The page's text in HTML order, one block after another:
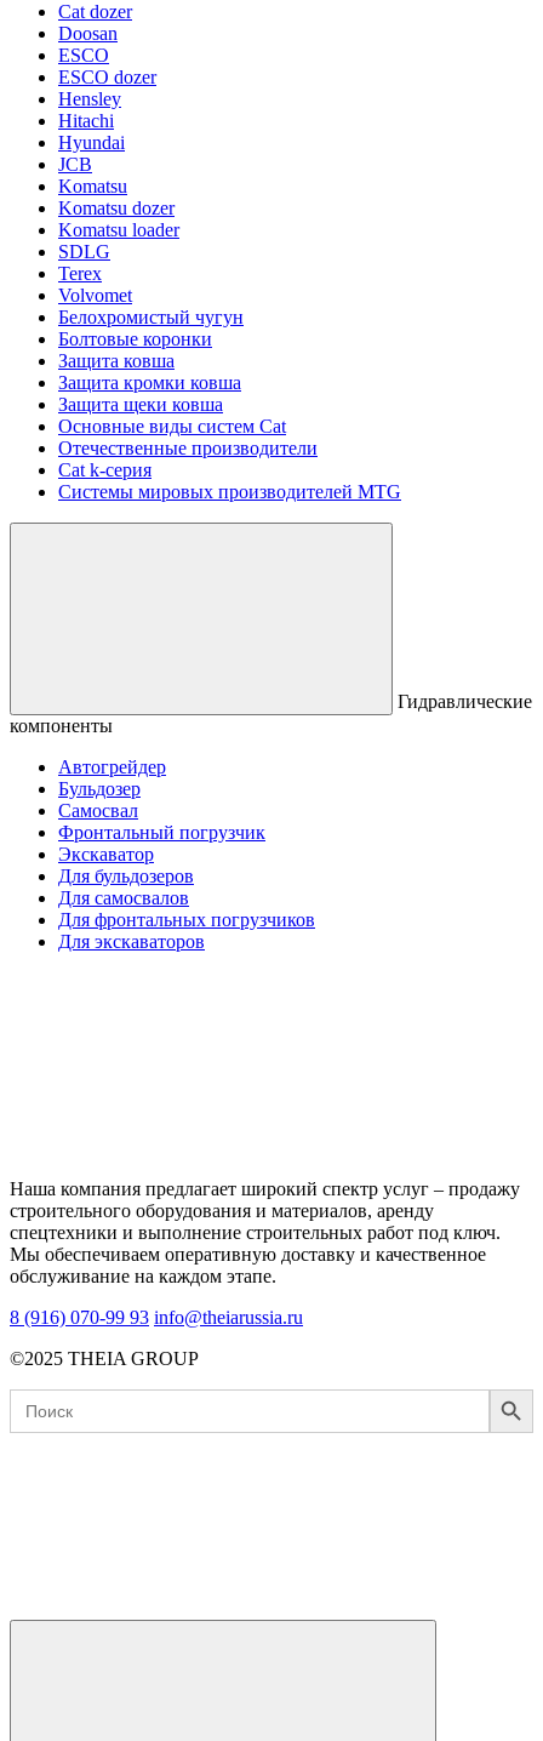
Cat dozer
Doosan
ESCO
ESCO dozer
Hensley
Hitachi
Hyundai
JCB
Komatsu
Komatsu dozer
Komatsu loader
SDLG
Terex
Volvomet
Белохромистый чугун
Болтовые коронки
Защита ковша
Защита кромки ковша
Защита щеки ковша
Основные виды систем Cat
Отечественные производители
Сat k-серия
Системы мировых производителей MTG
Гидравлические
компоненты
Автогрейдер
Бульдозер
Самосвал
Фронтальный погрузчик
Экскаватор
Для бульдозеров
Для самосвалов
Для фронтальных погрузчиков
Для экскаваторов
Наша компания предлагает широкий спектр услуг – продажу
строительного оборудования и материалов, аренду
спецтехники и выполнение строительных работ под ключ.
Мы обеспечиваем оперативную доставку и качественное
обслуживание на каждом этапе.
8 (916) 070-99 93 info@theiarussia.ru
©2025 THEIA GROUP
Search
for:
Search Button